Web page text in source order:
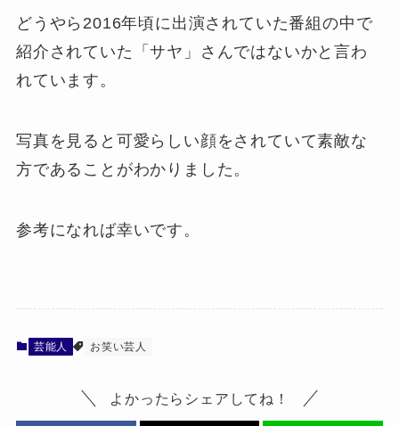
どうやら2016年頃に出演されていた番組の中で
紹介されていた「サヤ」さんではないかと言わ
れています。
写真を見ると可愛らしい顔をされていて素敵な
方であることがわかりました。
参考になれば幸いです。
芸能人 お笑い芸人
よかったらシェアしてね！